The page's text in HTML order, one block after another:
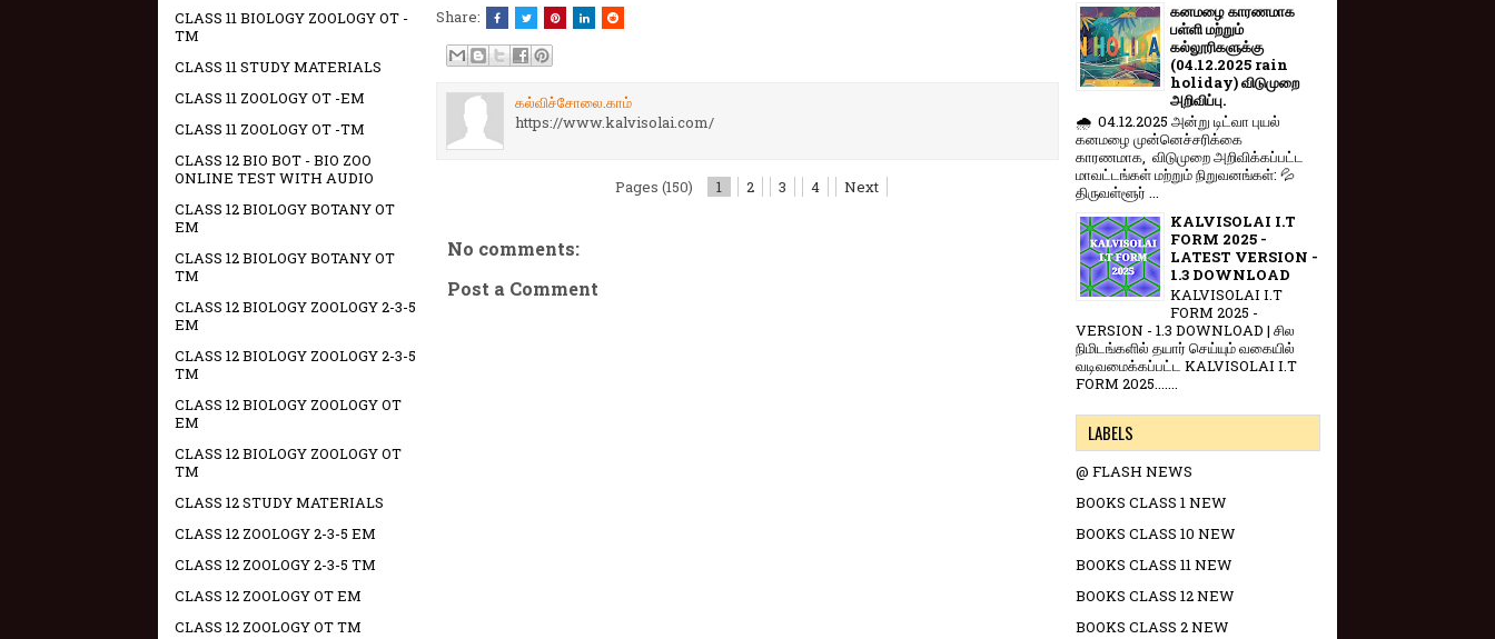
Share:
கல்விச்சோலை.காம்
https://www.kalvisolai.com/
Pages (150) 1 2 3 4 Next
No comments:
Post a Comment
CLASS 11 BIOLOGY ZOOLOGY OT -
TM
CLASS 11 STUDY MATERIALS
CLASS 11 ZOOLOGY OT -EM
CLASS 11 ZOOLOGY OT -TM
CLASS 12 BIO BOT - BIO ZOO
ONLINE TEST WITH AUDIO
CLASS 12 BIOLOGY BOTANY OT
EM
CLASS 12 BIOLOGY BOTANY OT
TM
CLASS 12 BIOLOGY ZOOLOGY 2-3-5
EM
CLASS 12 BIOLOGY ZOOLOGY 2-3-5
TM
CLASS 12 BIOLOGY ZOOLOGY OT
EM
CLASS 12 BIOLOGY ZOOLOGY OT
TM
CLASS 12 STUDY MATERIALS
CLASS 12 ZOOLOGY 2-3-5 EM
CLASS 12 ZOOLOGY 2-3-5 TM
CLASS 12 ZOOLOGY OT EM
CLASS 12 ZOOLOGY OT TM
கனமழை காரணமாக
பள்ளி மற்றும்
கல்லூரிகளுக்கு
(04.12.2025 rain
holiday) விடுமுறை
அறிவிப்பு.
🌧️ 04.12.2025 அன்று டிட்வா புயல்
கனமழை முன்னெச்சரிக்கை
காரணமாக, விடுமுறை அறிவிக்கப்பட்ட
மாவட்டங்கள் மற்றும் நிறுவனங்கள்: 💦
திருவள்ளூர் ...
KALVISOLAI I.T
FORM 2025 -
LATEST VERSION -
1.3 DOWNLOAD
KALVISOLAI I.T
FORM 2025 -
VERSION - 1.3 DOWNLOAD | சில
நிமிடங்களில் தயார் செய்யும் வகையில்
வடிவமைக்கப்பட்ட KALVISOLAI I.T
FORM 2025.......
LABELS
@ FLASH NEWS
BOOKS CLASS 1 NEW
BOOKS CLASS 10 NEW
BOOKS CLASS 11 NEW
BOOKS CLASS 12 NEW
BOOKS CLASS 2 NEW